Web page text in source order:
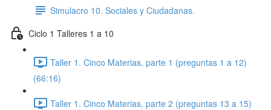
Simulacro 10. Sociales y Ciudadanas.
Ciclo 1 Talleres 1 a 10
Taller 1. Cinco Materias, parte 1 (preguntas 1 a 12)
(66:16)
Taller 1. Cinco Materias, parte 2 (preguntas 13 a 15)